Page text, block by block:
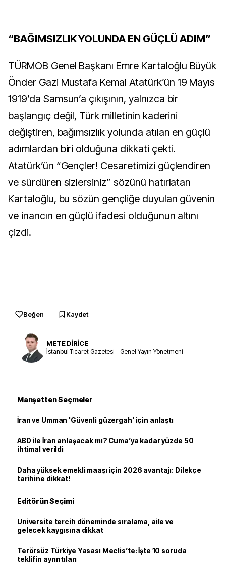
“BAĞIMSIZLIK YOLUNDA EN GÜÇLÜ ADIM”
TÜRMOB Genel Başkanı Emre Kartaloğlu Büyük
Önder Gazi Mustafa Kemal Atatürk’ün 19 Mayıs
1919’da Samsun’a çıkışının, yalnızca bir
başlangıç değil, Türk milletinin kaderini
değiştiren, bağımsızlık yolunda atılan en güçlü
adımlardan biri olduğuna dikkati çekti.
Atatürk’ün “Gençler! Cesaretimizi güçlendiren
ve sürdüren sizlersiniz” sözünü hatırlatan
Kartaloğlu, bu sözün gençliğe duyulan güvenin
ve inancın en güçlü ifadesi olduğunun altını
çizdi.
Beğen Kaydet
METE DİRİCE
İstanbul Ticaret Gazetesi – Genel Yayın Yönetmeni
Manşetten Seçmeler
İran ve Umman 'Güvenli güzergah' için anlaştı
ABD ile İran anlaşacak mı? Cuma’ya kadar yüzde 50
ihtimal verildi
Daha yüksek emekli maaşı için 2026 avantajı: Dilekçe
tarihine dikkat!
Editörün Seçimi
Üniversite tercih döneminde sıralama, aile ve
gelecek kaygısına dikkat
Terörsüz Türkiye Yasası Meclis’te: İşte 10 soruda
teklifin ayrıntıları